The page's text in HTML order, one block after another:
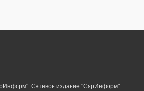
Сетевое издание "СарИнформ".